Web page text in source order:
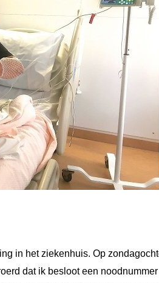
in het ziekenhuis. Op
dat ik besloot een